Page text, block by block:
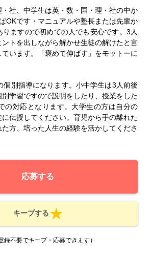
社、中学生は英・数・国・理・社の中か
OKです・マニュアルや塾長または先輩か
りますので初めての人でも安心です。3人
トを出しながら解かせ生徒の解けたと言
います。「褒めて伸ばす」をモットーに
個別指導になります。小中学生は3人前後
学習ですので説明をしたり、授業をした
の対応となります。大学生の方は自分の
伝授してください。育児から手の離れた
方、培った人生の経験を活かしてくださ
応募する
キープする
録不要でキープ・応募できます）